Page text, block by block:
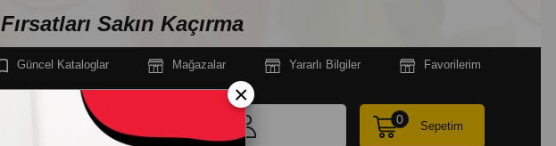
Fırsatları Sakın Kaçırma
Güncel Kataloglar Mağazalar Yararlı Bilgiler Favorilerim
Sepetim
0
×